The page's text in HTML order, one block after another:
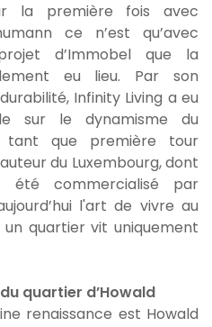
la première fois avec
ce n’est qu’avec
d’Immobel que la
eu lieu. Par son
Infinity Living a eu
sur le dynamisme du
tant que première tour
du Luxembourg, dont
été commercialisé par
l'art de vivre au
un quartier vit uniquement
quartier d’Howald
renaissance est Howald